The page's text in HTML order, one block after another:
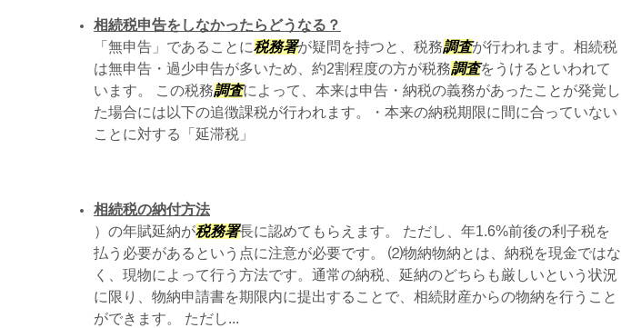
相続税申告をしなかったらどうなる？
「無申告」であることに税務署が疑問を持つと、税務調査が行われます。相続税
は無申告・過少申告が多いため、約2割程度の方が税務調査をうけるといわれて
います。 この税務調査によって、本来は申告・納税の義務があったことが発覚し
た場合には以下の追徴課税が行われます。・本来の納税期限に間に合っていない
ことに対する「延滞税」
相続税の納付方法
）の年賦延納が税務署長に認めてもらえます。 ただし、年1.6%前後の利子税を
払う必要があるという点に注意が必要です。 ⑵物納物納とは、納税を現金ではな
く、現物によって行う方法です。通常の納税、延納のどちらも厳しいという状況
に限り、物納申請書を期限内に提出することで、相続財産からの物納を行うこと
ができます。 ただし...